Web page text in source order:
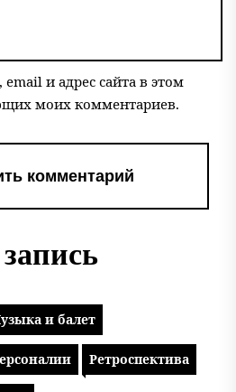
и адрес сайта в этом
моих комментариев.
и балет
Ретроспектива